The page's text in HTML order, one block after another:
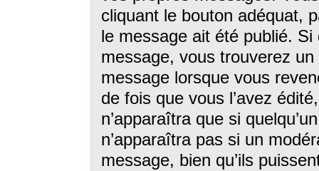
cliquant le bouton adéquat,
le message ait été publié. Si
message, vous trouverez
message lorsque vous
de fois que vous l’avez
n’apparaîtra que si
n’apparaîtra pas si un
message, bien qu’ils